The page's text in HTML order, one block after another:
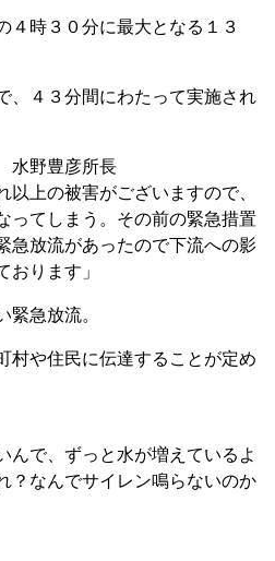
時３０分に最大となる１３
４３分間にわたって実施され
野豊彦所長
上の被害がございますので、
ってしまう。その前の緊急措置
急放流があったので下流への影
おります」
急放流。
や住民に伝達することが定め
で、ずっと水が増えているよ
？なんでサイレン鳴らないのか